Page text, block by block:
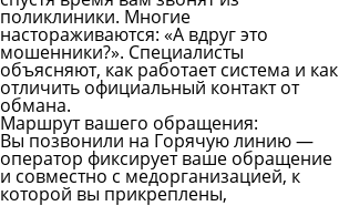
поликлиники. Многие
настораживаются: «А вдруг это
мошенники?». Специалисты
объясняют, как работает система и как
отличить официальный контакт от
обмана.
Маршрут вашего обращения:
Вы позвонили на Горячую линию —
оператор фиксирует ваше обращение
и совместно с медорганизацией, к
которой вы прикреплены,